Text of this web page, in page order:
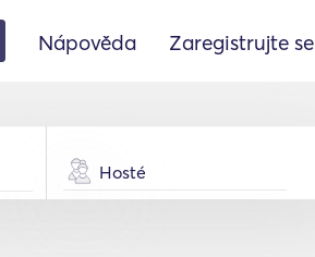
Nápověda Zaregistrujte se
Hosté